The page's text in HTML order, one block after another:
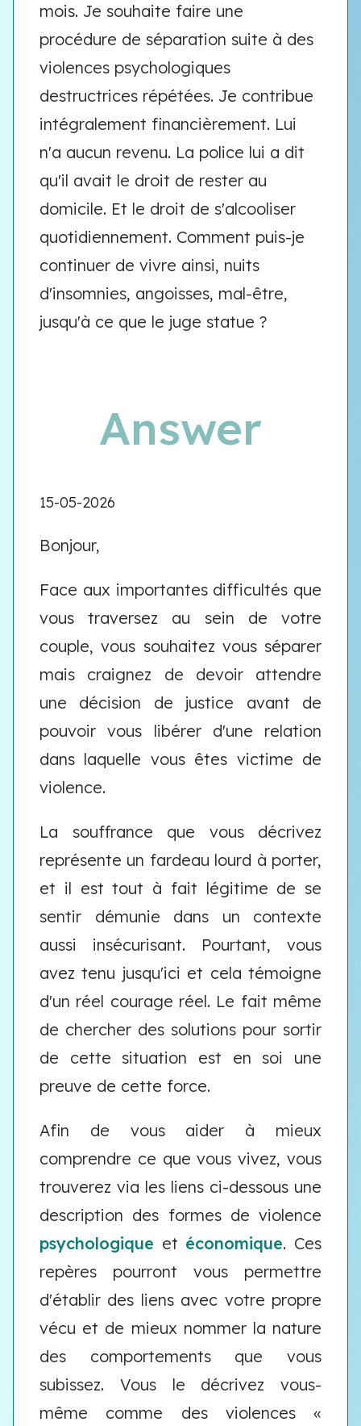
mois. Je souhaite faire une
procédure de séparation suite à des
violences psychologiques
destructrices répétées. Je contribue
intégralement financièrement. Lui
n'a aucun revenu. La police lui a dit
qu'il avait le droit de rester au
domicile. Et le droit de s'alcooliser
quotidiennement. Comment puis-je
continuer de vivre ainsi, nuits
d'insomnies, angoisses, mal-être,
jusqu'à ce que le juge statue ?
Answer
15-05-2026
Bonjour,
Face aux importantes difficultés que
vous traversez au sein de votre
couple, vous souhaitez vous séparer
mais craignez de devoir attendre
une décision de justice avant de
pouvoir vous libérer d'une relation
dans laquelle vous êtes victime de
violence.
La souffrance que vous décrivez
représente un fardeau lourd à porter,
et il est tout à fait légitime de se
sentir démunie dans un contexte
aussi insécurisant. Pourtant, vous
avez tenu jusqu'ici et cela témoigne
d'un réel courage réel. Le fait même
de chercher des solutions pour sortir
de cette situation est en soi une
preuve de cette force.
Afin de vous aider à mieux
comprendre ce que vous vivez, vous
trouverez via les liens ci-dessous une
description des formes de violence
psychologique et économique. Ces
repères pourront vous permettre
d'établir des liens avec votre propre
vécu et de mieux nommer la nature
des comportements que vous
subissez. Vous le décrivez vous-
même comme des violences «